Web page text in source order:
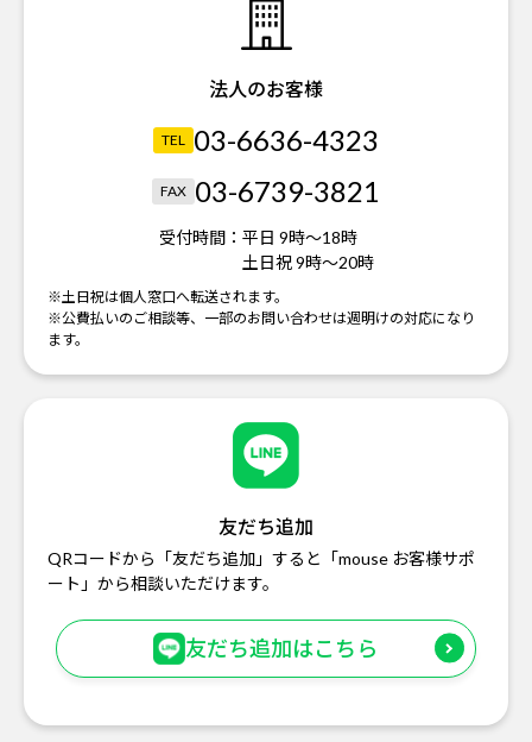
法人のお客様
TEL 03-6636-4323
FAX 03-6739-3821
受付時間： 平日 9時～18時
土日祝 9時～20時
※土日祝は個人窓口へ転送されます。
※公費払いのご相談等、一部のお問い合わせは週明けの対応になり
ます。
友だち追加
QRコードから「友だち追加」すると「mouse お客様サポ
ート」から相談いただけます。
友だち追加はこちら